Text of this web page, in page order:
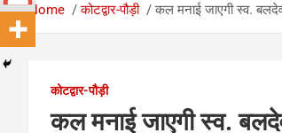
Home कोटद्वार-पौड़ी कल मनाई जाएगी स्व.
कोटद्वार-पौड़ी
कल मनाई जाएगी स्व.